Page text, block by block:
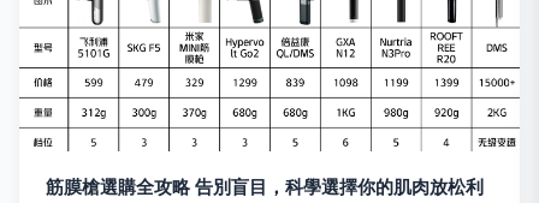
筋膜槍選購全攻略 告別盲目，科學選擇你的肌肉放松利